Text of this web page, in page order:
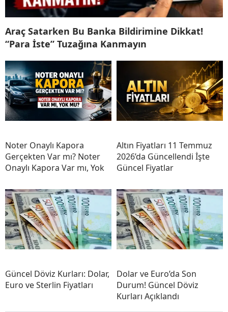
Araç Satarken Bu Banka Bildirimine Dikkat!
“Para İste” Tuzağına Kanmayın
Noter Onaylı Kapora
Gerçekten Var mı? Noter
Onaylı Kapora Var mı, Yok
Altın Fiyatları 11 Temmuz
2026’da Güncellendi İşte
Güncel Fiyatlar
Güncel Döviz Kurları: Dolar,
Euro ve Sterlin Fiyatları
Dolar ve Euro’da Son
Durum! Güncel Döviz
Kurları Açıklandı